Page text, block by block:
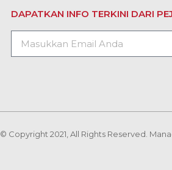
DAPATKAN INFO TERKINI DARI
© Copyright 2021, All Rights Reserved.